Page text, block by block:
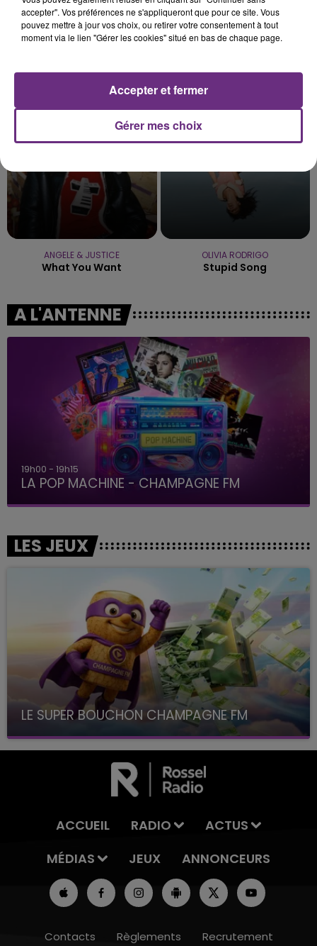
Dis-Moi Ou Because Of You
12h03
12h03
ANGELE & JUSTICE
What You Want
11h57
11h57
OLIVIA RODRIGO
Stupid Song
A L'ANTENNE
19h00 - 19h15
LA POP MACHINE - CHAMPAGNE FM
LES JEUX
LE SUPER BOUCHON CHAMPAGNE FM
avec La Famille Champagne FM, à 8H10
ACCUEIL RADIO
ACTUS
MÉDIAS
JEUX ANNONCEURS
Contacts Règlements Recrutement
accepter". Vos préférences ne s'appliqueront que pour ce site. Vous
pouvez mettre à jour vos choix, ou retirer votre consentement à tout
moment via le lien "Gérer les cookies" situé en bas de chaque page.
Gérer mes choix
Accepter et fermer